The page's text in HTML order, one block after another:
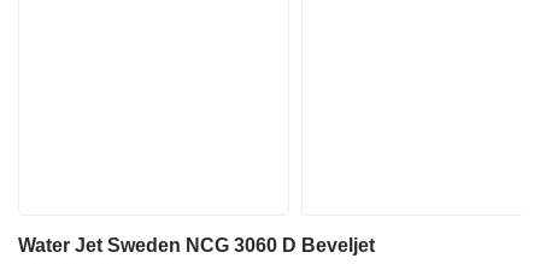
Water Jet Sweden NCG 3060 D Beveljet